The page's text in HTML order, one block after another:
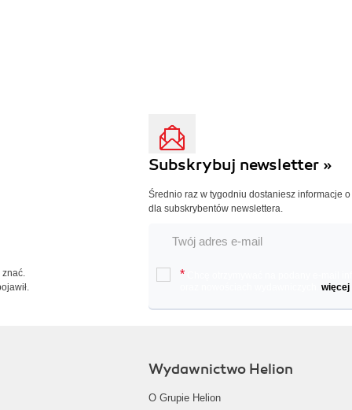
znać.
Subskrybuj newsletter »
Średnio raz w tygodniu dostaniesz informacje
dla subskrybentów newslettera.
*
więcej
Wydawnictwo Helion
O Grupie Helion